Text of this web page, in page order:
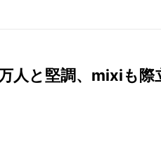
人と堅調、mixiも際